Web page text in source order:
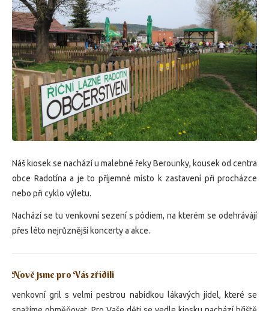
Náš kiosek se nachází u malebné řeky Berounky, kousek od centra
obce Radotína a je to příjemné místo k zastavení při procházce
nebo při cyklo výletu.
Nachází se tu venkovní sezení s pódiem, na kterém se odehrávájí
přes léto nejrůznější koncerty a akce.
Nově jsme pro Vás zřídili
venkovní gril s velmi pestrou nabídkou lákavých jídel, které se